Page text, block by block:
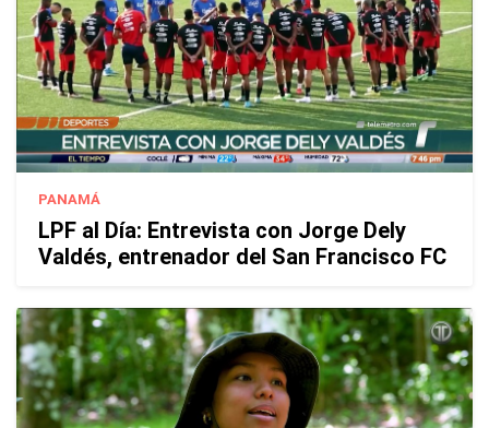
PANAMÁ
LPF al Día: Entrevista con Jorge Dely
Valdés, entrenador del San Francisco FC